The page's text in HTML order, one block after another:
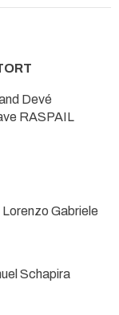
Devé
RASPAIL
Lorenzo Gabriele
Schapira